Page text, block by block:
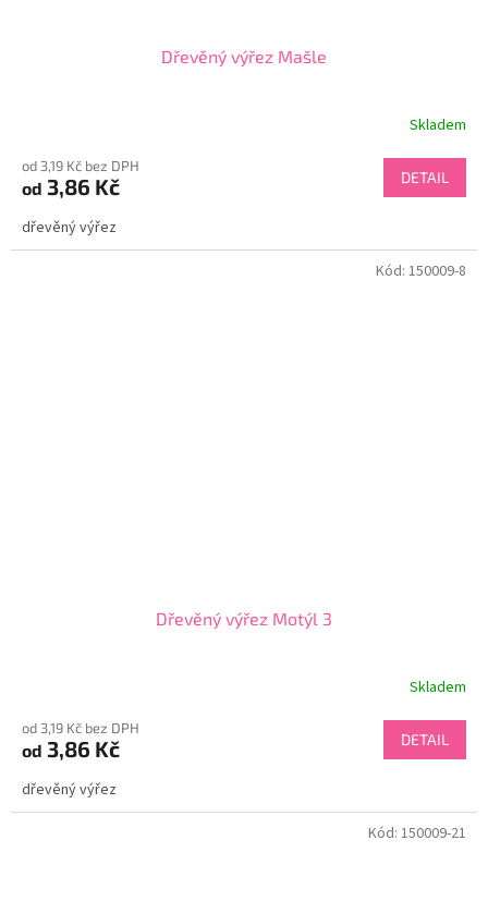
Dřevěný výřez Mašle
Skladem
od 3,19 Kč bez DPH
od 3,86 Kč DETAIL
dřevěný výřez
Dřevěný výřez Motýl 3
Skladem
od 3,19 Kč bez DPH
od 3,86 Kč DETAIL
dřevěný výřez
Kód: 150009-8
Kód: 150009-21